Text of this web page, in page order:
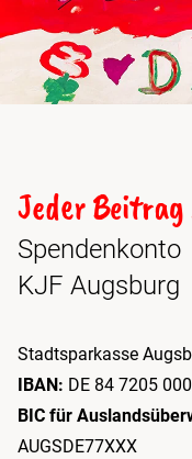
Jeder
Spendenkonto
KJF Augsburg
Stadtsparkasse
IBAN: DE 84 7205
BIC für
AUGSDE77XXX